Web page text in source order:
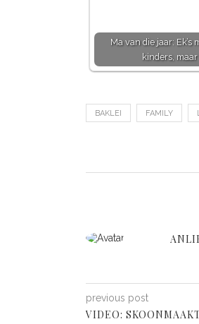
Ma van die jaar: Ek’s
kinders,
BAKLEI FAMILY
previous post
VIDEO: